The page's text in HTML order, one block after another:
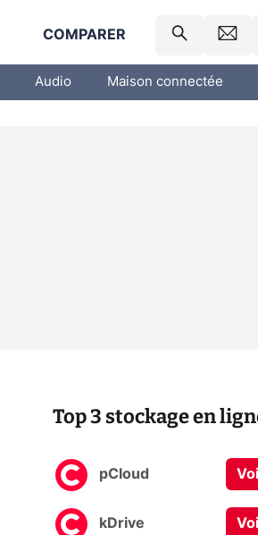
COMPARER
Audio Maison connectée
Top 3 stockage en
pCloud
kDrive